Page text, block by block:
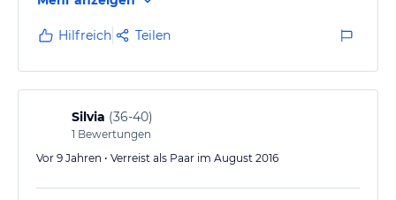
Hilfreich Teilen
Silvia (36-40)
1 Bewertungen
Vor 9 Jahren • Verreist als Paar im August 2016